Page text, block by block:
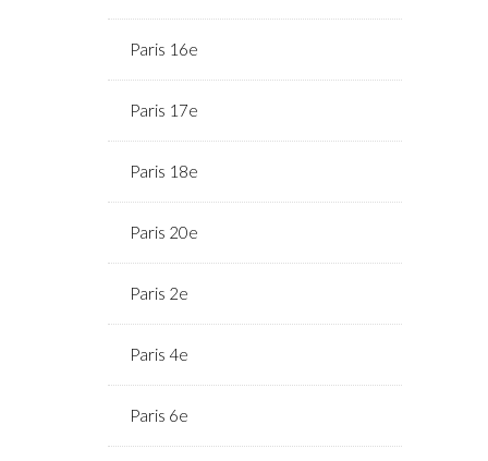
Paris 16e
Paris 17e
Paris 18e
Paris 20e
Paris 2e
Paris 4e
Paris 6e